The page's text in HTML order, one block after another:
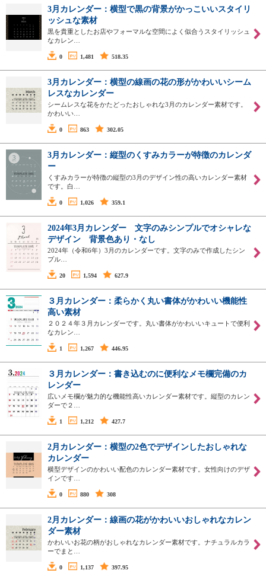
3月カレンダー：横型で黒の背景がかっこいいスタイリ
ッシュな素材
黒を貴重としたお店やフォーマルな空間によく似合うスタイリッシュ
なカレン…
0 1,481 518.35
3月カレンダー：横型の線画の花の形がかわいいシーム
レスなカレンダー
シームレスな花をかたどったおしゃれな3月のカレンダー素材です。
かわいい…
0 863 302.05
3月カレンダー：縦型のくすみカラーが特徴のカレンダ
ー
くすみカラーが特徴の縦型の3月のデザイン性の高いカレンダー素材
です。白…
0 1,026 359.1
2024年3月カレンダー 文字のみシンプルでオシャレな
デザイン 背景色あり・なし
2024年（令和6年）3月のカレンダーです。文字のみで作成したシン
プル…
20 1,594 627.9
３月カレンダー：柔らかく丸い書体がかわいい機能性
高い素材
２０２４年３月カレンダーです。丸い書体がかわいいキュートで便利
なカレン…
1 1,267 446.95
３月カレンダー：書き込むのに便利なメモ欄完備のカ
レンダー
広いメモ欄が魅力的な機能性高いカレンダー素材です。縦型のカレン
ダーで２…
1 1,212 427.7
2月カレンダー：横型の2色でデザインしたおしゃれな
カレンダー
横型デザインのかわいい配色のカレンダー素材です。女性向けのデザ
インです…
0 880 308
2月カレンダー：線画の花がかわいいおしゃれなカレン
ダー素材
かわいいお花の柄がおしゃれなカレンダー素材です。ナチュラルカラ
ーでまと…
0 1,137 397.95